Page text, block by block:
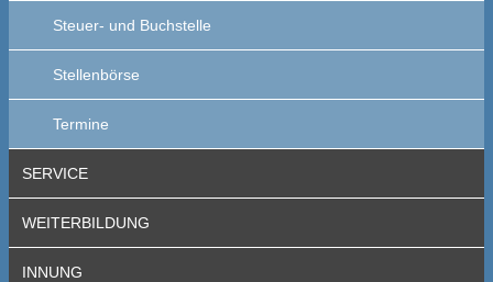
Steuer- und Buchstelle
Stellenbörse
Termine
SERVICE
WEITERBILDUNG
INNUNG